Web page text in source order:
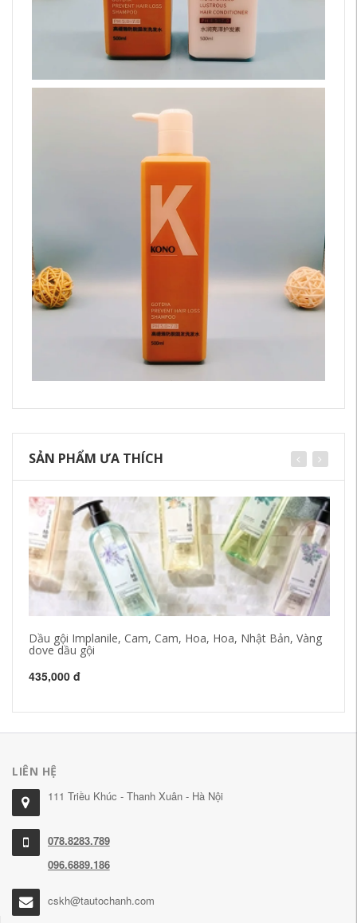
SẢN PHẨM ƯA THÍCH
Dầu gội Implanile, Cam, Cam, Hoa, Hoa, Nhật Bản, Vàng
dove dầu gội
435,000 đ
LIÊN HỆ
111 Triều Khúc - Thanh Xuân - Hà Nội
078.8283.789
096.6889.186
cskh@tautochanh.com